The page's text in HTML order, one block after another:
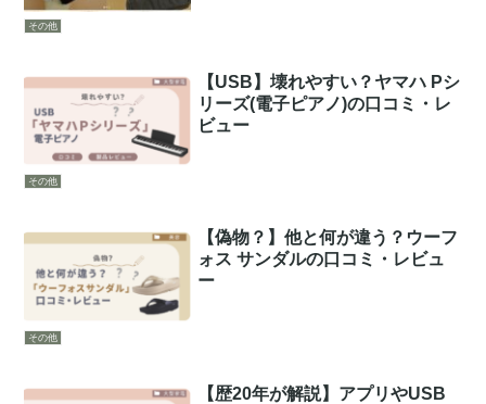
その他
その他
【USB】壊れやすい？ヤマハ Pシ
リーズ(電子ピアノ)の口コミ・レ
ビュー
その他
【偽物？】他と何が違う？ウーフ
ォス サンダルの口コミ・レビュ
ー
【歴20年が解説】アプリやUSB